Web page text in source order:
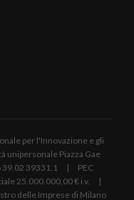
per l'Innovazione e gli
Piazza Gae
39.02 39331.1 | PEC
25.000.000,00 € i.v. |
delle Imprese di Milano